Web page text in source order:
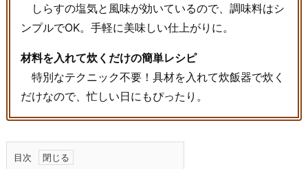
しらすの塩気と風味が効いているので、調味料はシ
ンプルでOK。手軽に美味しい仕上がりに。
材料を入れて炊くだけの簡単レシピ
特別なテクニック不要！具材を入れて炊飯器で炊く
だけなので、忙しい日にもぴったり。
目次